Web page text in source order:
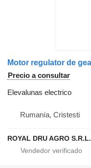
Precio a consultar
Elevalunas electrico
Rumanía, Cristesti
ROYAL DRU AGRO S.R.L.